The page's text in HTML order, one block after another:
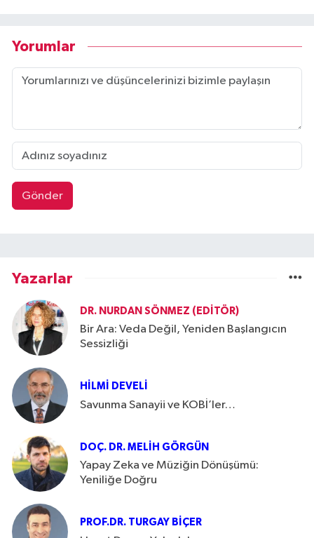
Yorumlar
Gönder
Yazarlar
DR. NURDAN SÖNMEZ (EDITÖR)
Bir Ara: Veda Değil, Yeniden Başlangıcın
Sessizliği
HILMI DEVELI
Savunma Sanayii ve KOBİ’ler…
DOÇ. DR. MELIH GÖRGÜN
Yapay Zeka ve Müziğin Dönüşümü:
Yeniliğe Doğru
PROF.DR. TURGAY BIÇER